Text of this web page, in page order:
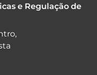
e Regulação de